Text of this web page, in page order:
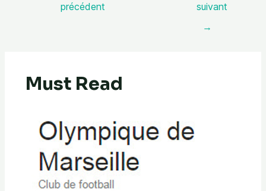
précédent
suivant
→
Must Read